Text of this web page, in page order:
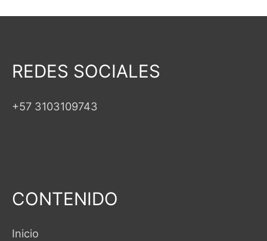
REDES SOCIALES
+57 3103109743
CONTENIDO
Inicio